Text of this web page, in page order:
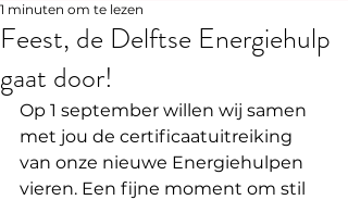
Feest, de Delftse Energiehulp
gaat door!
1 minuten om te lezen
Op 1 september willen wij samen
met jou de certificaatuitreiking
van onze nieuwe Energiehulpen
vieren. Een fijne moment om stil